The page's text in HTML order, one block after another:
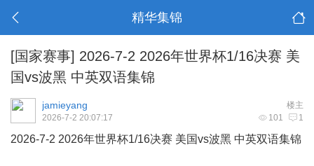
精华集锦
[国家赛事] 2026-7-2 2026年世界杯1/16决赛 美
国vs波黑 中英双语集锦
楼主
jamieyang
101 1
2026-7-2 20:07:17
2026-7-2 2026年世界杯1/16决赛 美国vs波黑 中英双语集锦